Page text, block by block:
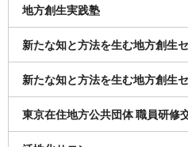
地方創生実践塾
新たな知と方法を生む地方創生
新たな知と方法を生む地方創生
東京在住地方公共団体 職員研修